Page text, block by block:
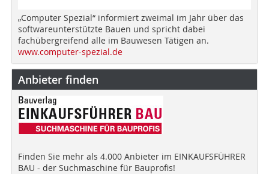
„Computer Spezial“ informiert zweimal im Jahr über das
softwareunterstützte Bauen und spricht dabei
fachübergreifend alle im Bauwesen Tätigen an.
www.computer-spezial.de
Anbieter finden
Finden Sie mehr als 4.000 Anbieter im EINKAUFSFÜHRER
BAU - der Suchmaschine für Bauprofis!